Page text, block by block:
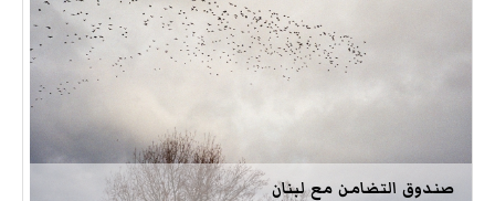
صندوق التضامن مع لبنان